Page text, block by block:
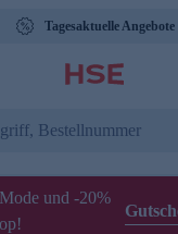
Tagesaktuelle Angebote
und -20%